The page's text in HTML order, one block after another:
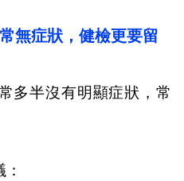
無症狀，健檢更要留
多半沒有明顯症狀，常